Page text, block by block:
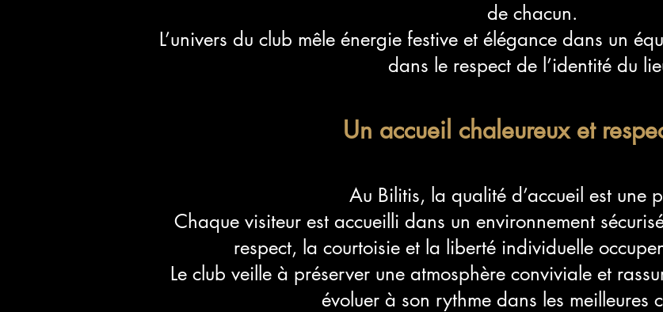
de chacun.
L’univers du club mêle énergie festive et élégance dans un
dans le respect de l’identité du
Un accueil chaleureux et
Au Bilitis, la qualité d’accueil est une
Chaque visiteur est accueilli dans un environnement
respect, la courtoisie et la liberté individuelle
Le club veille à préserver une atmosphère conviviale et
évoluer à son rythme dans les meilleures